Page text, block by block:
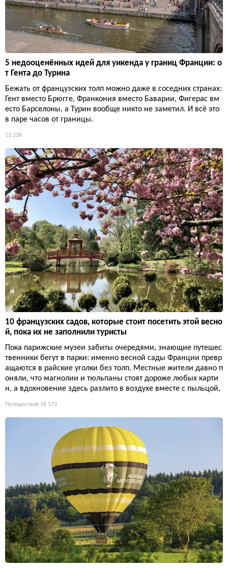
5 недооценённых идей для уикенда у границ Франции: о
т Гента до Турина
Бежать от французских толп можно даже в соседних странах:
Гент вместо Брюгге, Франкония вместо Баварии, Фигерас вм
есто Барселоны, а Турин вообще никто не заметил. И всё это
в паре часов от границы.
13 236
10 французских садов, которые стоит посетить этой весно
й, пока их не заполнили туристы
Пока парижские музеи забиты очередями, знающие путешес
твенники бегут в парки: именно весной сады Франции превр
ащаются в райские уголки без толп. Местные жители давно п
оняли, что магнолии и тюльпаны стоят дороже любых карти
н, а вдохновение здесь разлито в воздухе вместе с пыльцой.
Путешествия 16 573